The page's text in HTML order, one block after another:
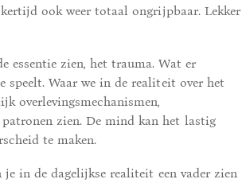
ook weer totaal ongrijpbaar. Lekker
essentie zien, het trauma. Wat er
speelt. Waar we in de realiteit over het
overlevingsmechanismen,
zien. De mind kan het lastig
te maken.
in de dagelijkse realiteit een vader zien